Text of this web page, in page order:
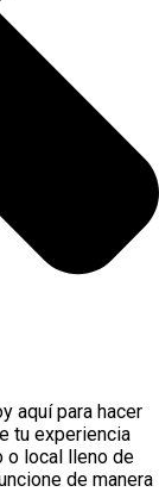
aquí para hacer
tu experiencia
o local lleno de
de manera